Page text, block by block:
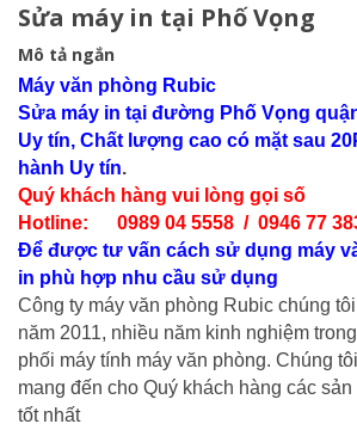
Sửa máy in tại Phố Vọng
Mô tả ngắn
Máy văn phòng Rubic
Sửa máy in tại đường Phố Vọng
Uy tín, Chất lượng cao có mặt sau
hành Uy tín.
Quý khách hàng vui lòng gọi số
Hotline: 0989 04 5558 / 0946 77
Để được tư vấn cách sử dụng máy
in phù hợp nhu cầu sử dụng
Công ty máy văn phòng Rubic chúng
năm 2011, nhiều năm kinh nghiệm
phối máy tính máy văn phòng. Chúng
mang đến cho Quý khách hàng các
tốt nhất